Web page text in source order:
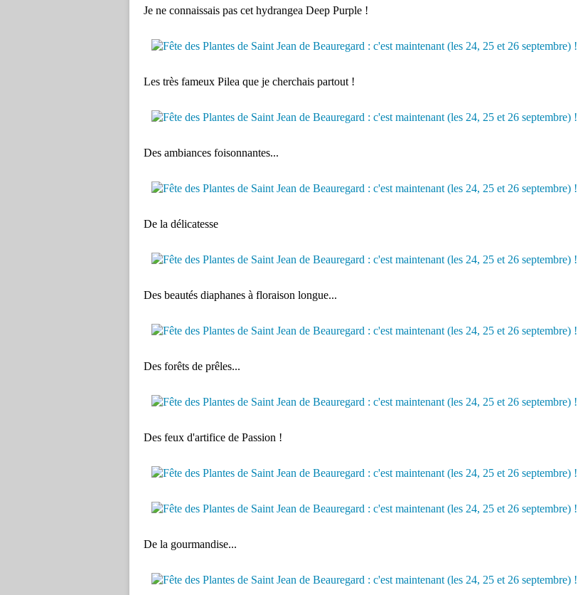
Je ne connaissais pas cet hydrangea Deep Purple !
Les très fameux Pilea que je cherchais partout !
Des ambiances foisonnantes...
De la délicatesse
Des beautés diaphanes à floraison longue...
Des forêts de prêles...
Des feux d'artifice de Passion !
De la gourmandise...